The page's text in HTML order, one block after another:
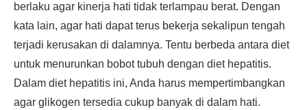
berlaku agar kinerja hati tidak terlampau berat. Dengan
kata lain, agar hati dapat terus bekerja sekalipun tengah
terjadi kerusakan di dalamnya. Tentu berbeda antara diet
untuk menurunkan bobot tubuh dengan diet hepatitis.
Dalam diet hepatitis ini, Anda harus mempertimbangkan
agar glikogen tersedia cukup banyak di dalam hati.